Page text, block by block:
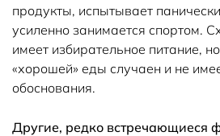
продукты, испытывает
усиленно занимается спортом.
имеет избирательное питание,
«хорошей» еды случаен и не
обоснования.
Другие, редко встречающиеся